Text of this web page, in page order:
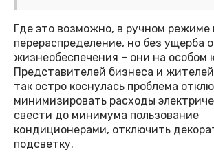
Где это возможно, в ручном режиме
перераспределение, но без ущерба
жизнеобеспечения – они на особом
Представителей бизнеса и
так остро коснулась проблема
минимизировать расходы
свести до минимума пользование
кондиционерами, отключить
подсветку.